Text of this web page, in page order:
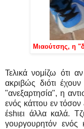
Μιαούτσης, η
Τελικά νομίζω ότι
ακριβώς διότι
"ανεξαρτησία", η
ενός κάττου εν
έshιει άλλα καλά.
γουργουρητόν ενός